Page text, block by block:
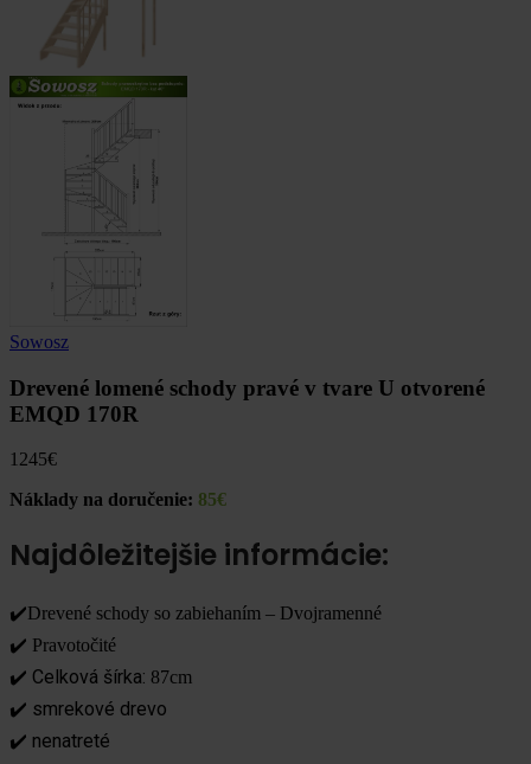
Sowosz
Drevené lomené schody pravé v tvare U otvorené
EMQD 170R
1245€
Náklady na doručenie: 85€
Najdôležitejšie informácie:
✔️Drevené schody so zabiehaním – Dvojramenné
✔️ Pravotočité
✔️ Celková šírka: 87cm
✔️ smrekové drevo
✔️ nenatreté